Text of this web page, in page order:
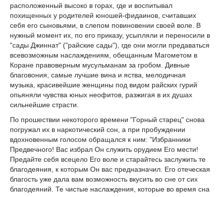
расположенный высоко в горах, где и воспитывал
похищенных у родителей юношей-фидаинов, считавших
себя его сыновьями, в слепом повиновении своей воле. В
нужный момент их, по его приказу, усыпляли и переносили в
"сады Джиннат" ("райские сады"), где они могли предаваться
всевозможным наслаждениям, обещанным Магометом в
Коране правоверным мусульманам за гробом. Дивные
благовония, самые лучшие вина и яства, мелодичная
музыка, красивейшие женщины под видом райских гурий
опьяняли чувства юных неофитов, разжигая в их душах
сильнейшие страсти.
По прошествии некоторого времени "Горный старец" снова
погружал их в наркотический сон, а при пробуждении
вдохновенным голосом обращался к ним: "Избранники
Предвечного! Вас избрал Он служить орудием Его мести!
Предайте себя всецело Его воле и старайтесь заслужить те
благодеяния, к которым Он вас предназначил. Его отеческая
благость уже дала вам возможность вкусить во сне от сих
благодеяний. Те чистые наслаждения, которые во время сна